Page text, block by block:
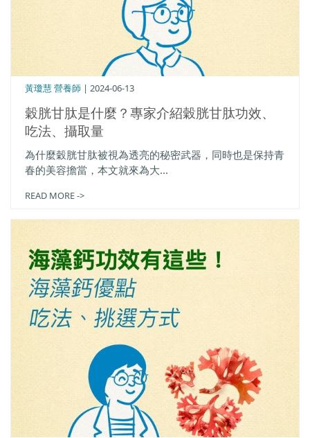
穀胱甘肽是什麼？專家介紹穀胱甘肽功效、
吃法、攝取量
黃瓊慧 營養師 | 2024-06-13
為什麼穀胱甘肽被視為透亮的秘密武器，同時也是保持青
春的美容擔當，本文就來為大...
READ MORE ->